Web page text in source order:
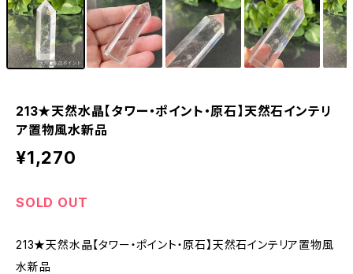
213★天然水晶【タワー・ポイント・原石】天然石インテリ
ア置物風水新品
¥1,270
SOLD OUT
213★天然水晶【タワー・ポイント・原石】天然石インテリア置物風
水新品